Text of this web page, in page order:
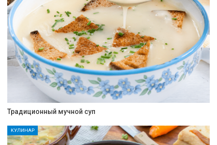
Традиционный мучной суп
КУЛИНАР